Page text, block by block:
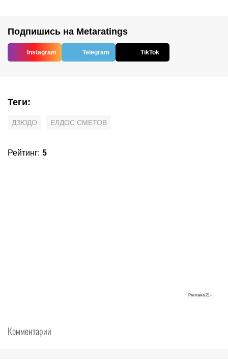
Подпишись на Metaratings
Instagram Telegram TikTok
Теги:
ДЗЮДО ЕЛДОС СМЕТОВ
Рейтинг: 5
Реклама 21+
Комментарии